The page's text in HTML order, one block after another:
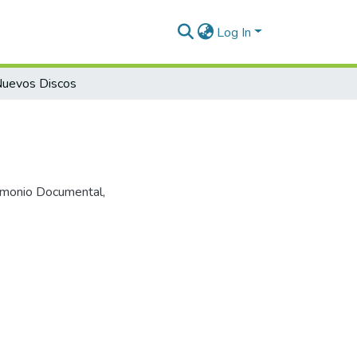
Log In
Discos
Documental,